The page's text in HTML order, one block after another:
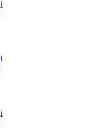
i
i
i